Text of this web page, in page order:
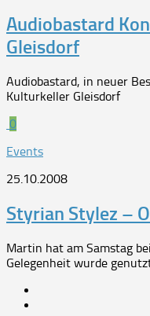
Audiobastard
Gleisdorf
Audiobastard, in neuer
Kulturkeller Gleisdorf
0
Events
25.10.2008
Styrian Stylez –
Martin hat am Samstag
Gelegenheit wurde